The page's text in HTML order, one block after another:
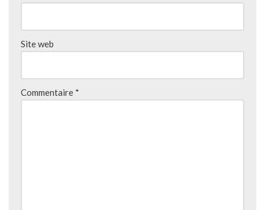
Site web
Commentaire *